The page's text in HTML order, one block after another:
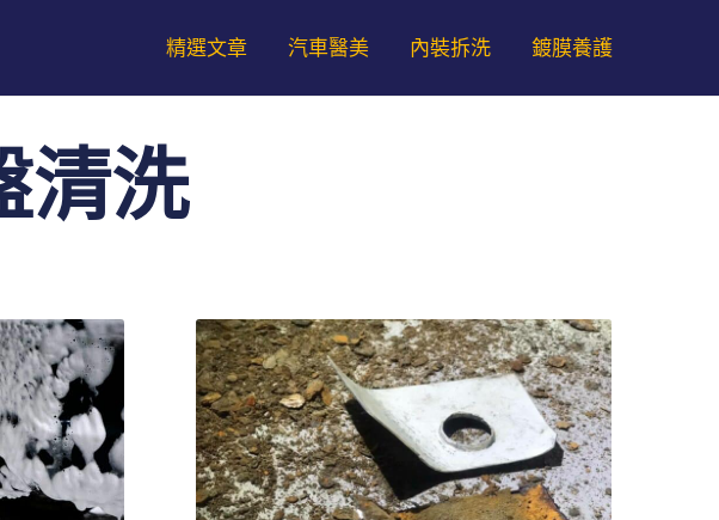
精選文章 汽車醫美 內裝拆洗 鍍膜養護
清洗